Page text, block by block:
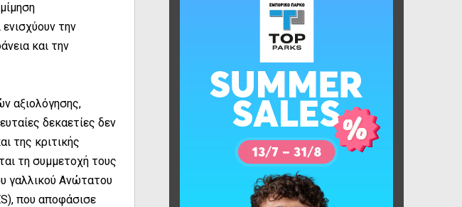
την
και την
αξιολόγησης,
δεκαετίες δεν
της κριτικής
τη συμμετοχή τους
γαλλικού Ανώτατου
που αποφάσισε